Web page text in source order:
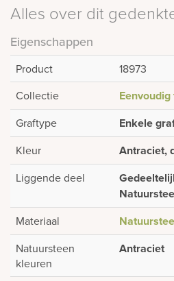
Alles over dit
Eigenschappen
Product
18973
Collectie
Graftype Enkele
Kleur Antraciet,
Liggende deel
Materiaal
Natuursteen
kleuren
Antraciet